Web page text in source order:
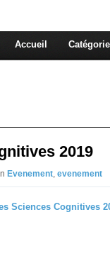
Accueil
2019
Evenement, evenement